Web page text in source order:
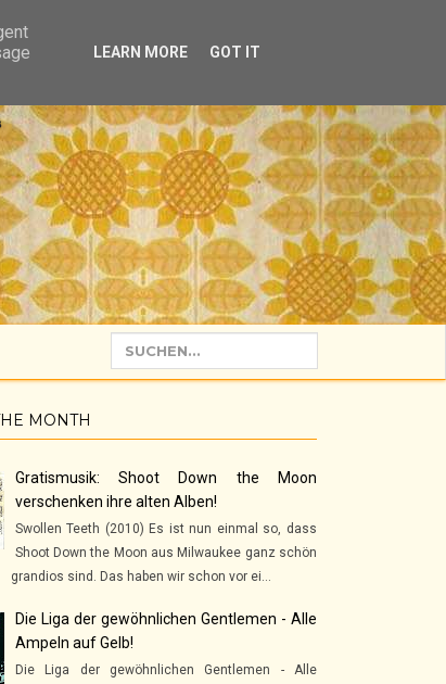
MONTH
Gratismusik: Shoot Down the Moon
verschenken ihre alten Alben!
Swollen Teeth (2010) Es ist nun einmal so, dass
Shoot Down the Moon aus Milwaukee ganz schön
grandios sind. Das haben wir schon vor ei...
Die Liga der gewöhnlichen Gentlemen - Alle
Ampeln auf Gelb!
Die Liga der gewöhnlichen Gentlemen - Alle
LEARN MORE GOT IT